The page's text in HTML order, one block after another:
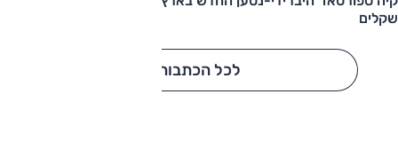
שקלים
לכל הכתבות